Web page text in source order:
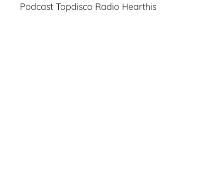
Podcast Topdisco Radio Hearthis